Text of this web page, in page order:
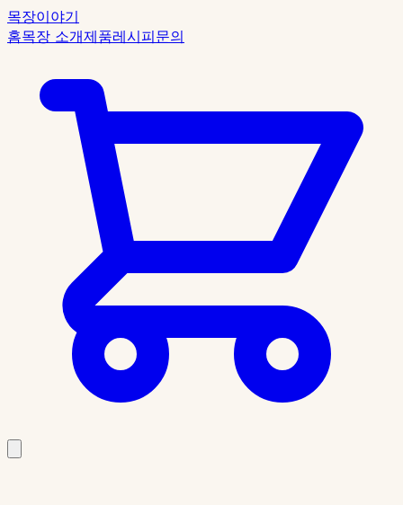
목장이야기
홈목장 소개제품레시피문의